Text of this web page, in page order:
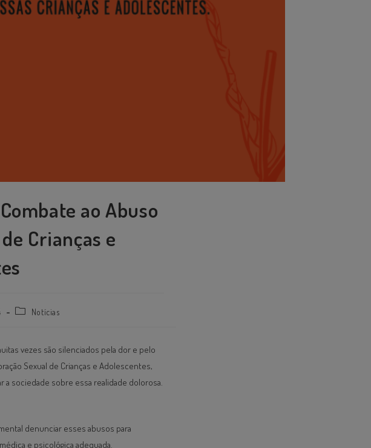
ao Abuso
Crianças e
Notícias
vezes são silenciados pela dor e pelo
Sexual de Crianças e Adolescentes,
a sociedade sobre essa realidade dolorosa.
denunciar esses abusos para
e psicológica adequada.